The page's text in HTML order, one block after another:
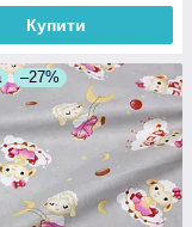
Купити
–27%